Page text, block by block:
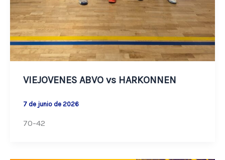
VIEJOVENES ABVO vs HARKONNEN
7 de junio de 2026
70-42